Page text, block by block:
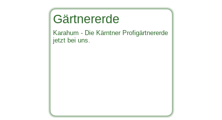
Gärtnererde
Karahum - Die Kärntner Profigärtnererde
jetzt bei uns.